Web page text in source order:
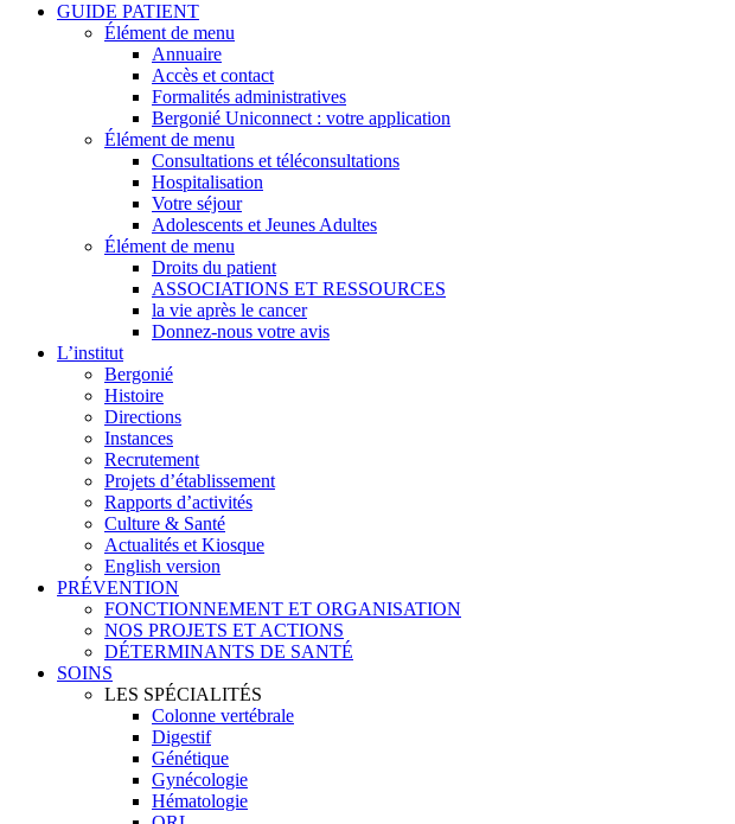
GUIDE PATIENT
Élément de menu
Annuaire
Accès et contact
Formalités administratives
Bergonié Uniconnect : votre application
Élément de menu
Consultations et téléconsultations
Hospitalisation
Votre séjour
Adolescents et Jeunes Adultes
Élément de menu
Droits du patient
ASSOCIATIONS ET RESSOURCES
la vie après le cancer
Donnez-nous votre avis
L’institut
Bergonié
Histoire
Directions
Instances
Recrutement
Projets d’établissement
Rapports d’activités
Culture & Santé
Actualités et Kiosque
English version
PRÉVENTION
FONCTIONNEMENT ET ORGANISATION
NOS PROJETS ET ACTIONS
DÉTERMINANTS DE SANTÉ
SOINS
LES SPÉCIALITÉS
Colonne vertébrale
Digestif
Génétique
Gynécologie
Hématologie